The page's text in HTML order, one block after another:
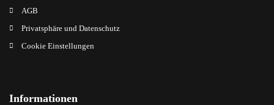
AGB
Privatsphäre und Datenschutz
Cookie Einstellungen
Informationen